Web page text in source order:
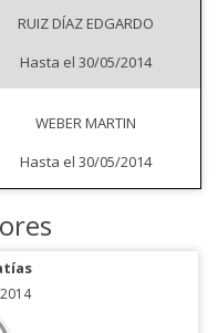
RUIZ DÍAZ EDGARDO
Hasta el 30/05/2014
WEBER MARTIN
Hasta el 30/05/2014